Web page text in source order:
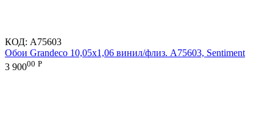
КОД: A75603
Обои Grandeco 10,05х1,06 винил/флиз. A75603, Sentiment
3 90000 Р